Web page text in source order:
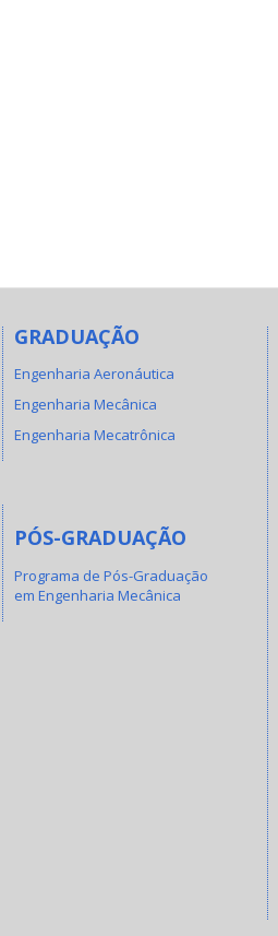
GRADUAÇÃO
Engenharia Aeronáutica
Engenharia Mecânica
Engenharia Mecatrônica
PÓS-GRADUAÇÃO
Programa de Pós-Graduação
em Engenharia Mecânica